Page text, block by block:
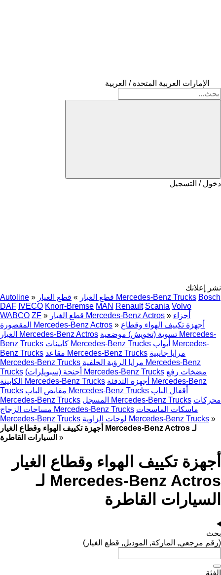
الإمارات العربية المتحدة / العربية
دخول / التسجيل
نشر إعلانك
Autoline » قطع الغيار » قطع الغيار Mercedes-Benz Trucks Bosch
DAF IVECO Knorr-Bremse MAN Renault Scania Volvo
WABCO ZF » قطع الغيار Mercedes-Benz Actros » أجزاء
المقصورة Mercedes-Benz Actros » أجهزة تكييف الهواء وقطاع
الغيار Mercedes-Benz Actros تسوية (تخويش) موضعية Mercedes-
Benz Trucks
كابينات Mercedes-Benz Trucks أبواب Mercedes-
Benz Trucks
مقاعد Mercedes-Benz Trucks مرايا جانبية
Mercedes-Benz Trucks مرايا الرؤية الخلفية Mercedes-Benz
Trucks
أجنحة (سبويلرات) Mercedes-Benz Trucks مضخات رفع
الكابينة Mercedes-Benz Trucks أجهزة التدفئة Mercedes-Benz
Trucks
مقابض الباب Mercedes-Benz Trucks أقفال الباب
Mercedes-Benz Trucks
المسجل Mercedes-Benz Trucks محركات
مساحات الزجاج Mercedes-Benz Trucks ماسكات الماسحات
Mercedes-Benz Trucks
لوحات الزاوية Mercedes-Benz Trucks »
أجهزة تكييف الهواء وقطاع الغيار Mercedes-Benz Actros لـ
السيارات القاطرة »
أجهزة تكييف الهواء وقطاع الغيار
Mercedes-Benz Actros لـ
السيارات القاطرة
بحث
(رقم مرجعي, الماركة, الموديل, قطع الغيار)
الفئة